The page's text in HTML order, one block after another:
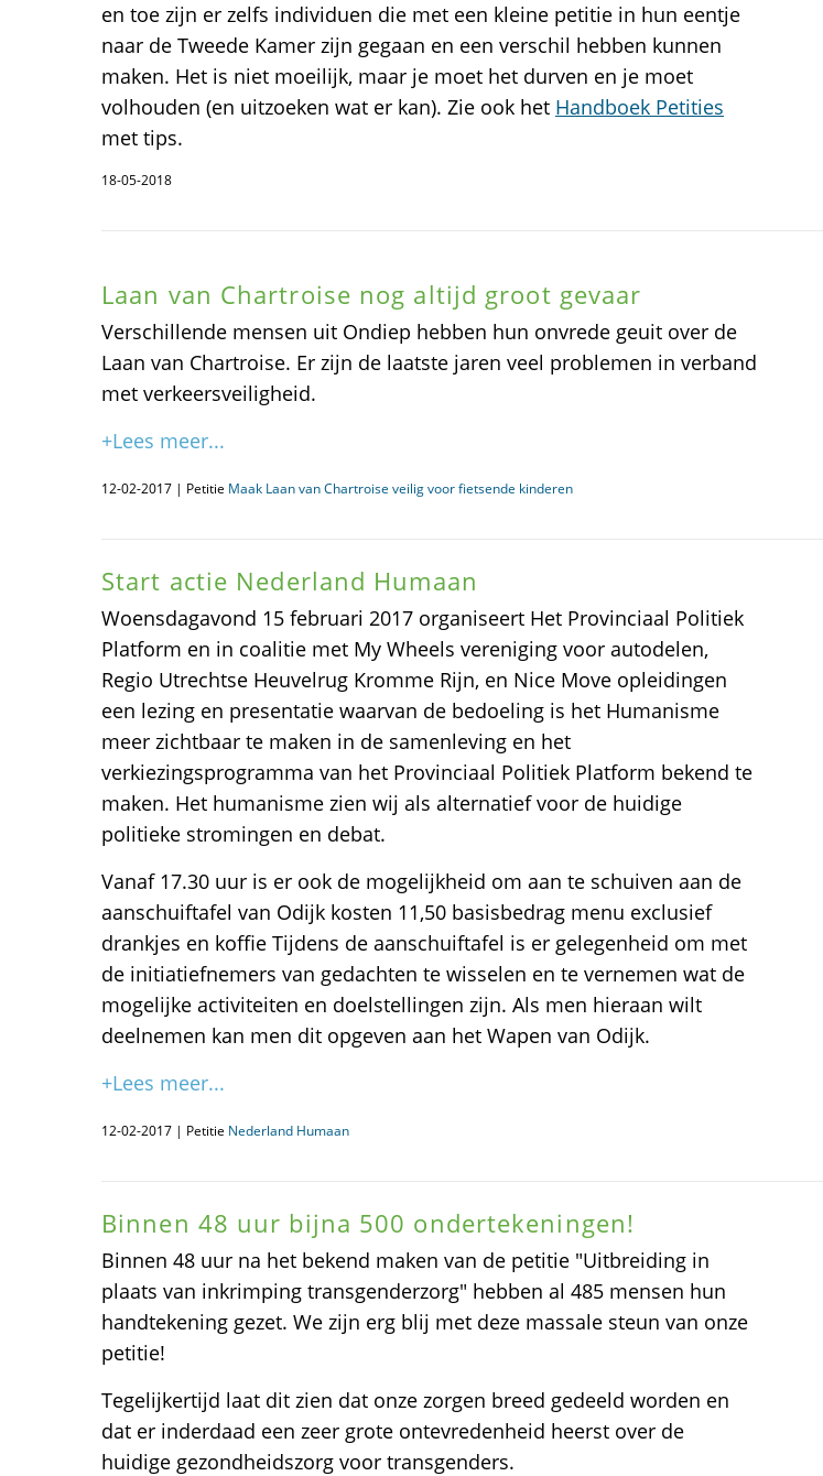
en toe zijn er zelfs individuen die met een kleine petitie in hun eentje
naar de Tweede Kamer zijn gegaan en een verschil hebben kunnen
maken. Het is niet moeilijk, maar je moet het durven en je moet
volhouden (en uitzoeken wat er kan). Zie ook het Handboek Petities
met tips.
18-05-2018
Laan van Chartroise nog altijd groot gevaar
Verschillende mensen uit Ondiep hebben hun onvrede geuit over de
Laan van Chartroise. Er zijn de laatste jaren veel problemen in verband
met verkeersveiligheid.
+Lees meer...
12-02-2017 | Petitie Maak Laan van Chartroise veilig voor fietsende kinderen
Start actie Nederland Humaan
Woensdagavond 15 februari 2017 organiseert Het Provinciaal Politiek
Platform en in coalitie met My Wheels vereniging voor autodelen,
Regio Utrechtse Heuvelrug Kromme Rijn, en Nice Move opleidingen
een lezing en presentatie waarvan de bedoeling is het Humanisme
meer zichtbaar te maken in de samenleving en het
verkiezingsprogramma van het Provinciaal Politiek Platform bekend te
maken. Het humanisme zien wij als alternatief voor de huidige
politieke stromingen en debat.
Vanaf 17.30 uur is er ook de mogelijkheid om aan te schuiven aan de
aanschuiftafel van Odijk kosten 11,50 basisbedrag menu exclusief
drankjes en koffie Tijdens de aanschuiftafel is er gelegenheid om met
de initiatiefnemers van gedachten te wisselen en te vernemen wat de
mogelijke activiteiten en doelstellingen zijn. Als men hieraan wilt
deelnemen kan men dit opgeven aan het Wapen van Odijk.
+Lees meer...
12-02-2017 | Petitie Nederland Humaan
Binnen 48 uur bijna 500 ondertekeningen!
Binnen 48 uur na het bekend maken van de petitie "Uitbreiding in
plaats van inkrimping transgenderzorg" hebben al 485 mensen hun
handtekening gezet. We zijn erg blij met deze massale steun van onze
petitie!
Tegelijkertijd laat dit zien dat onze zorgen breed gedeeld worden en
dat er inderdaad een zeer grote ontevredenheid heerst over de
huidige gezondheidszorg voor transgenders.